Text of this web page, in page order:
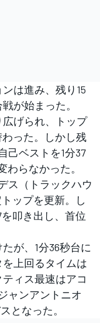
は進み、残り15
が始まった。
げられ、トップ
った。しかし残
己ベストを1分37
わらなかった。
ス（トラックハウ
ップを更新。し
叩き出し、首位
が、1分36秒台に
上回るタイムは
ィス最速はアコ
ャンアントニオ
となった。